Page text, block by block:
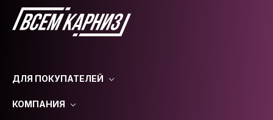
ДЛЯ ПОКУПАТЕЛЕЙ
КОМПАНИЯ